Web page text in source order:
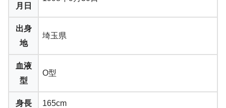
月日
出身
地
埼玉県
血液
型
O型
身長 165cm